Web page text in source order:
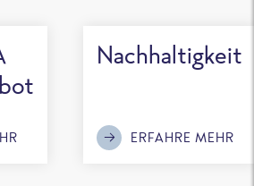
Nachhaltigkeit
ERFAHRE MEHR